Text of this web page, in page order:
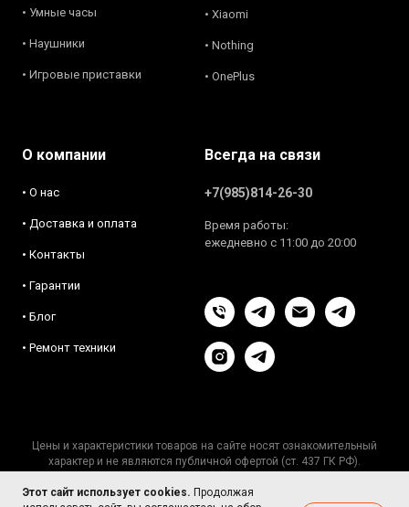
Этот сайт использует cookies. Продолжая
• Умные часы
• Наушники
• Игровые приставки
• Xiaomi
• Nothing
• OnePlus
О компании
• О нас
• Доставка и оплата
• Контакты
• Гарантии
• Блог
• Ремонт техники
Всегда на связи
+7(985)814-26-30
Время работы:
ежедневно с 11:00 до 20:00
Цены и характеристики товаров на сайте носят ознакомительный
характер и не являются публичной офертой (ст. 437 ГК РФ).
Пользовательское соглашение·Публичная оферта